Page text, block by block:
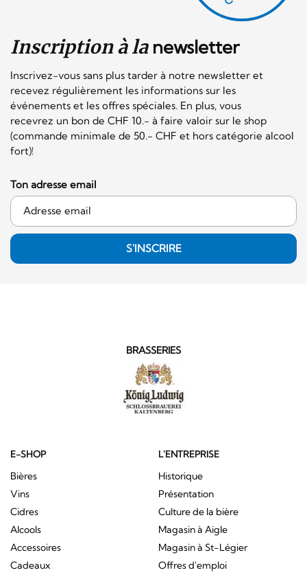
Inscription à lanewsletter
Inscrivez-vous sans plus tarder à notre newsletter et
recevez régulièrement les informations sur les
événements et les offres spéciales. En plus, vous
recevrez un bon de CHF 10.- à faire valoir sur le shop
(commande minimale de 50.- CHF et hors catégorie alcool
fort)!
Ton adresse email
S'INSCRIRE
BRASSERIES
E-SHOP
Bières
Vins
Cidres
Alcools
Accessoires
Cadeaux
L'ENTREPRISE
Historique
Présentation
Culture de la bière
Magasin à Aigle
Magasin à St-Légier
Offres d'emploi